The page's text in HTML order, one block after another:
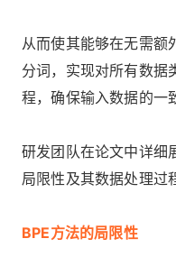
从而使其能够在无需额
分词，实现对所有数据
程，确保输入数据的一
研发团队在论文中详细
局限性及其数据处理过
BPE方法的局限性